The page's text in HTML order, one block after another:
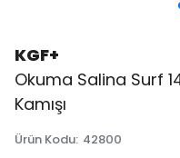
KGF+
Okuma Salina Surf
Kamışı
Ürün Kodu: 42800